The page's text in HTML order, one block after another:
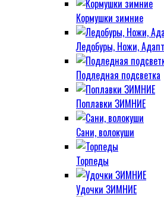
Кормушки зимние
Ледобуры, Ножи,
Подледная подсветка
Поплавки ЗИМНИЕ
Сани, волокуши
Торпеды
Удочки ЗИМНИЕ